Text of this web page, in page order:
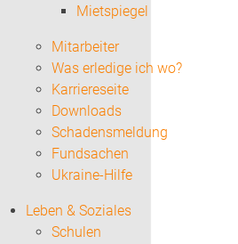
Mietspiegel
Mitarbeiter
Was erledige ich wo?
Karriereseite
Downloads
Schadensmeldung
Fundsachen
Ukraine-Hilfe
Leben & Soziales
Schulen